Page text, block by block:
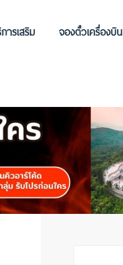
ารเสริม จองตั๋วเครื่องบิน